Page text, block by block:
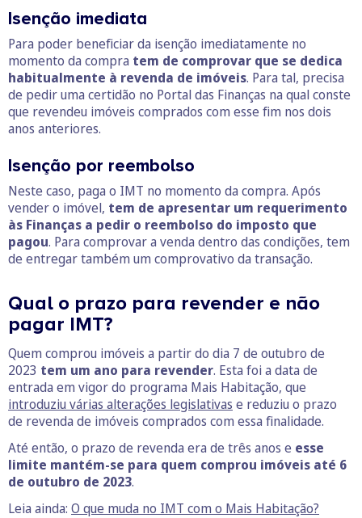
Isenção imediata
Para poder beneficiar da isenção imediatamente no
momento da compra tem de comprovar que se dedica
habitualmente à revenda de imóveis. Para tal, precisa
de pedir uma certidão no Portal das Finanças na qual conste
que revendeu imóveis comprados com esse fim nos dois
anos anteriores.
Isenção por reembolso
Neste caso, paga o IMT no momento da compra. Após
vender o imóvel, tem de apresentar um requerimento
às Finanças a pedir o reembolso do imposto que
pagou. Para comprovar a venda dentro das condições, tem
de entregar também um comprovativo da transação.
Qual o prazo para revender e não
pagar IMT?
Quem comprou imóveis a partir do dia 7 de outubro de
2023 tem um ano para revender. Esta foi a data de
entrada em vigor do programa Mais Habitação, que
introduziu várias alterações legislativas e reduziu o prazo
de revenda de imóveis comprados com essa finalidade.
Até então, o prazo de revenda era de três anos e esse
limite mantém-se para quem comprou imóveis até 6
de outubro de 2023.
Leia ainda: O que muda no IMT com o Mais Habitação?